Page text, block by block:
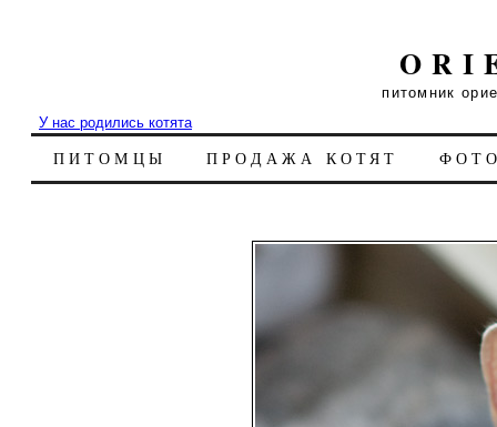
питомник
У нас родились котята
ПИТОМЦЫ ПРОДАЖА КОТЯТ